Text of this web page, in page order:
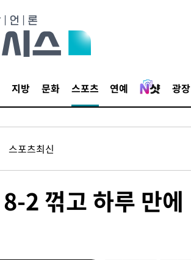
지방 문화 스포츠 연예 광장
스포츠최신
2 꺾고 하루 만에